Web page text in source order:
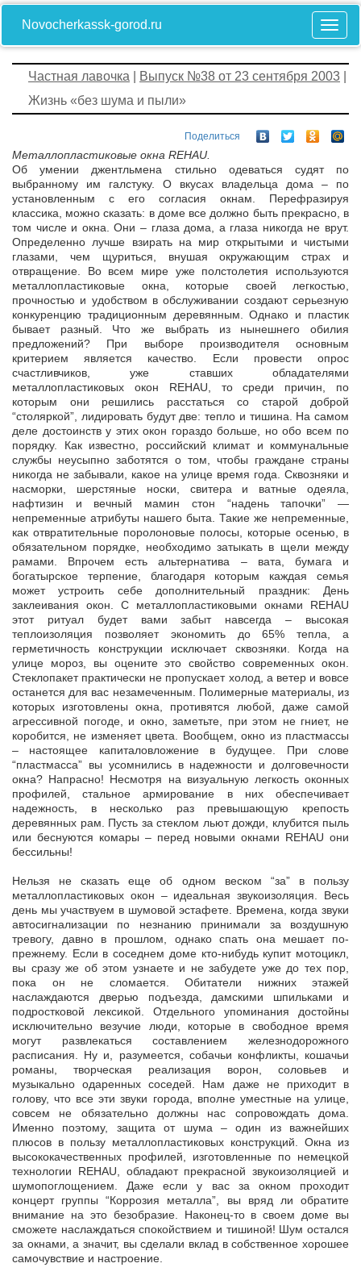
Novocherkassk-gorod.ru
Частная лавочка Выпуск №38 от 23 сентября 2003
Жизнь «без шума и пыли»
Поделиться
Металлопластиковые окна REHAU.
Об умении джентльмена стильно одеваться судят по
выбранному им галстуку. О вкусах владельца дома – по
установленным с его согласия окнам. Перефразируя
классика, можно сказать: в доме все должно быть прекрасно, в
том числе и окна. Они – глаза дома, а глаза никогда не врут.
Определенно лучше взирать на мир открытыми и чистыми
глазами, чем щуриться, внушая окружающим страх и
отвращение. Во всем мире уже полстолетия используются
металлопластиковые окна, которые своей легкостью,
прочностью и удобством в обслуживании создают серьезную
конкуренцию традиционным деревянным. Однако и пластик
бывает разный. Что же выбрать из нынешнего обилия
предложений? При выборе производителя основным
критерием является качество. Если провести опрос
счастливчиков, уже ставших обладателями
металлопластиковых окон REHAU, то среди причин, по
которым они решились расстаться со старой доброй
“столяркой”, лидировать будут две: тепло и тишина. На самом
деле достоинств у этих окон гораздо больше, но обо всем по
порядку. Как известно, российский климат и коммунальные
службы неусыпно заботятся о том, чтобы граждане страны
никогда не забывали, какое на улице время года. Сквозняки и
насморки, шерстяные носки, свитера и ватные одеяла,
нафтизин и вечный мамин стон “надень тапочки” —
непременные атрибуты нашего быта. Такие же непременные,
как отвратительные поролоновые полосы, которые осенью, в
обязательном порядке, необходимо затыкать в щели между
рамами. Впрочем есть альтернатива – вата, бумага и
богатырское терпение, благодаря которым каждая семья
может устроить себе дополнительный праздник: День
заклеивания окон. С металлопластиковыми окнами REHAU
этот ритуал будет вами забыт навсегда – высокая
теплоизоляция позволяет экономить до 65% тепла, а
герметичность конструкции исключает сквозняки. Когда на
улице мороз, вы оцените это свойство современных окон.
Стеклопакет практически не пропускает холод, а ветер и вовсе
останется для вас незамеченным. Полимерные материалы, из
которых изготовлены окна, противятся любой, даже самой
агрессивной погоде, и окно, заметьте, при этом не гниет, не
коробится, не изменяет цвета. Вообщем, окно из пластмассы
– настоящее капиталовложение в будущее. При слове
“пластмасса” вы усомнились в надежности и долговечности
окна? Напрасно! Несмотря на визуальную легкость оконных
профилей, стальное армирование в них обеспечивает
надежность, в несколько раз превышающую крепость
деревянных рам. Пусть за стеклом льют дожди, клубится пыль
или беснуются комары – перед новыми окнами REHAU они
бессильны!
Нельзя не сказать еще об одном веском “за” в пользу
металлопластиковых окон – идеальная звукоизоляция. Весь
день мы участвуем в шумовой эстафете. Времена, когда звуки
автосигнализации по незнанию принимали за воздушную
тревогу, давно в прошлом, однако спать она мешает по-
прежнему. Если в соседнем доме кто-нибудь купит мотоцикл,
вы сразу же об этом узнаете и не забудете уже до тех пор,
пока он не сломается. Обитатели нижних этажей
наслаждаются дверью подъезда, дамскими шпильками и
подростковой лексикой. Отдельного упоминания достойны
исключительно везучие люди, которые в свободное время
могут развлекаться составлением железнодорожного
расписания. Ну и, разумеется, собачьи конфликты, кошачьи
романы, творческая реализация ворон, соловьев и
музыкально одаренных соседей. Нам даже не приходит в
голову, что все эти звуки города, вполне уместные на улице,
совсем не обязательно должны нас сопровождать дома.
Именно поэтому, защита от шума – один из важнейших
плюсов в пользу металлопластиковых конструкций. Окна из
высококачественных профилей, изготовленные по немецкой
технологии REHAU, обладают прекрасной звукоизоляцией и
шумопоглощением. Даже если у вас за окном проходит
концерт группы “Коррозия металла”, вы вряд ли обратите
внимание на это безобразие. Наконец-то в своем доме вы
сможете наслаждаться спокойствием и тишиной! Шум остался
за окнами, а значит, вы сделали вклад в собственное хорошее
самочувствие и настроение.